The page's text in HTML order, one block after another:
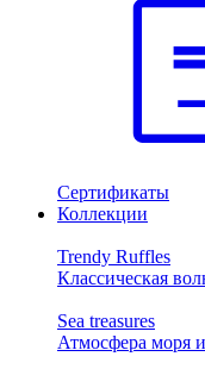
Сертификаты
Коллекции
Trendy Ruffles
Классическая
Sea treasures
Атмосфера моря